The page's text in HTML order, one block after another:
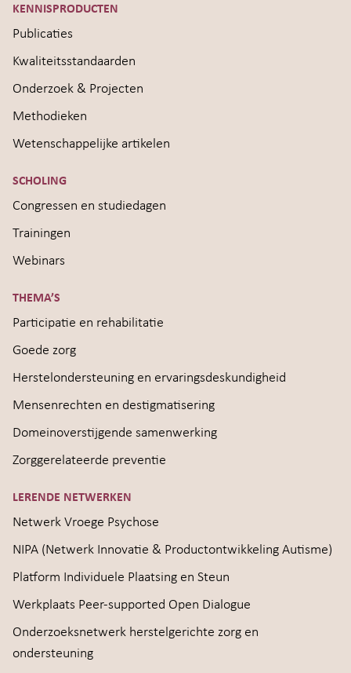
KENNISPRODUCTEN
Publicaties
Kwaliteitsstandaarden
Onderzoek & Projecten
Methodieken
Wetenschappelijke artikelen
SCHOLING
Congressen en studiedagen
Trainingen
Webinars
THEMA’S
Participatie en rehabilitatie
Goede zorg
Herstelondersteuning en ervaringsdeskundigheid
Mensenrechten en destigmatisering
Domeinoverstijgende samenwerking
Zorggerelateerde preventie
LERENDE NETWERKEN
Netwerk Vroege Psychose
NIPA (Netwerk Innovatie & Productontwikkeling Autisme)
Platform Individuele Plaatsing en Steun
Werkplaats Peer-supported Open Dialogue
Onderzoeksnetwerk herstelgerichte zorg en
ondersteuning